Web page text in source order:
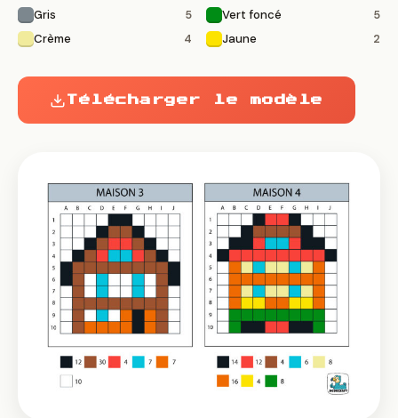
Gris 5 Vert foncé 5
Crème 4 Jaune 2
Télécharger le modèle